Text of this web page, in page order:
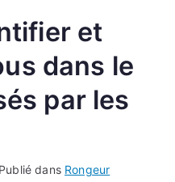
et
dans le
par les
Publié dans Rongeur